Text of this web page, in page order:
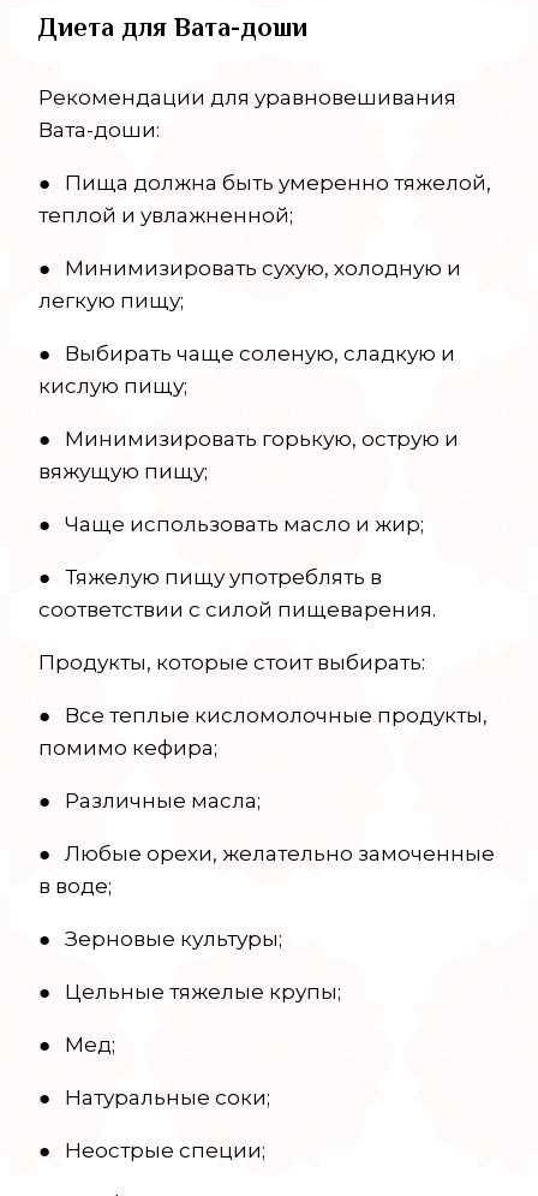
Диета для Вата-доши
Рекомендации для уравновешивания
Вата-доши:
● Пища должна быть умеренно тяжелой,
теплой и увлажненной;
● Минимизировать сухую, холодную и
легкую пищу;
● Выбирать чаще соленую, сладкую и
кислую пищу;
● Минимизировать горькую, острую и
вяжущую пищу;
● Чаще использовать масло и жир;
● Тяжелую пищу употреблять в
соответствии с силой пищеварения.
Продукты, которые стоит выбирать:
● Все теплые кисломолочные продукты,
помимо кефира;
● Различные масла;
● Любые орехи, желательно замоченные
в воде;
● Зерновые культуры;
● Цельные тяжелые крупы;
● Мед;
● Натуральные соки;
● Неострые специи;